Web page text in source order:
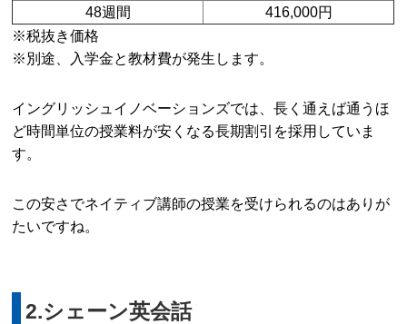
48週間
416,000円
※税抜き価格
※別途、入学金と教材費が発生します。
イングリッシュイノベーションズでは、長く通えば通うほ
ど時間単位の授業料が安くなる長期割引を採用していま
す。
この安さでネイティブ講師の授業を受けられるのはありが
たいですね。
2.シェーン英会話